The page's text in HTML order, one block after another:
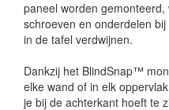
paneel worden
schroeven en onderdelen
in de tafel verdwijnen.
Dankzij het BlindSnap™
elke wand of in elk
je bij de achterkant hoeft te